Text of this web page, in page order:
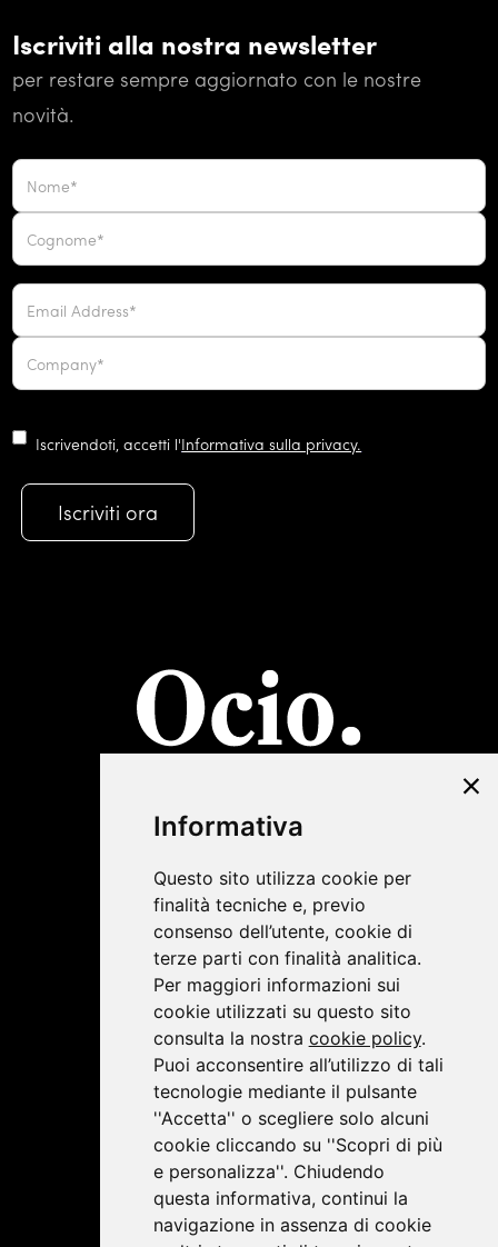
Informativa
Questo sito utilizza cookie per
finalità tecniche e, previo
consenso dell’utente, cookie di
terze parti con finalità analitica.
Per maggiori informazioni sui
cookie utilizzati su questo sito
consulta la nostra cookie policy.
Puoi acconsentire all’utilizzo di tali
tecnologie mediante il pulsante
''Accetta'' o scegliere solo alcuni
cookie cliccando su ''Scopri di più
e personalizza''. Chiudendo
questa informativa, continui la
navigazione in assenza di cookie
Iscriviti alla nostra newsletter
per restare sempre aggiornato con le nostre
novità.
Iscrivendoti, accetti l'Informativa sulla privacy.
Privacy Policy | Cookie Policy